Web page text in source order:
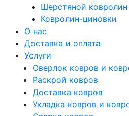
Шерстяной ковролин
Ковролин-циновки
О нас
Доставка и оплата
Услуги
Оверлок ковров и
Раскрой ковров
Доставка ковров
Укладка ковров и